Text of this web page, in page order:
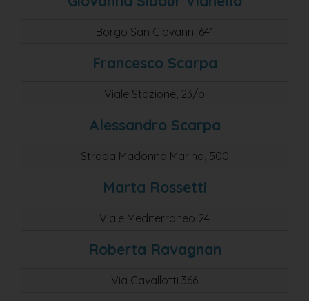
Borgo San Giovanni 641
Francesco Scarpa
Viale Stazione, 23/b
Alessandro Scarpa
Strada Madonna Marina, 500
Marta Rossetti
Viale Mediterraneo 24
Roberta Ravagnan
Via Cavallotti 366